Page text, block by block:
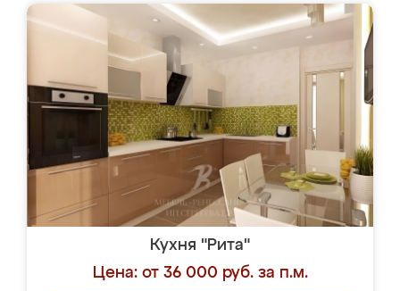
Кухня "Рита"
Цена: от 36 000 руб. за п.м.